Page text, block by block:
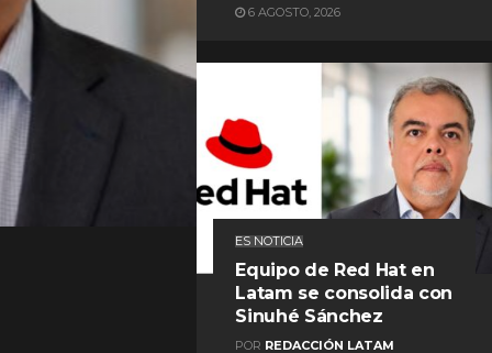
6 AGOSTO, 2026
ES NOTICIA
Equipo de Red Hat en
Latam se consolida con
Sinuhé Sánchez
POR REDACCIÓN LATAM